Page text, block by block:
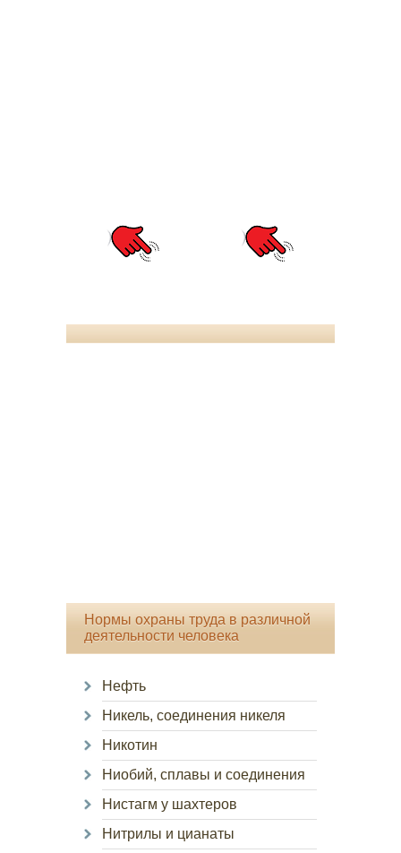
Нормы охраны труда в различной
деятельности человека
Нефть
Никель, соединения никеля
Никотин
Ниобий, сплавы и соединения
Нистагм у шахтеров
Нитрилы и цианаты